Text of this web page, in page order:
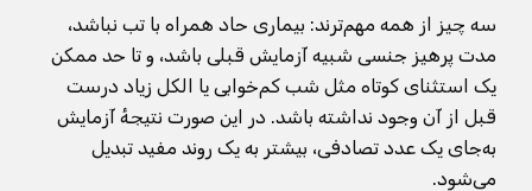
سه چیز از همه مهم‌ترند: بیماری حاد همراه با تب نباشد،
مدت پرهیز جنسی شبیه آزمایش قبلی باشد، و تا حد ممکن
یک استثنای کوتاه مثل شب کم‌خوابی یا الکل زیاد درست
قبل از آن وجود نداشته باشد. در این صورت نتیجهٔ آزمایش
به‌جای یک عدد تصادفی، بیشتر به یک روند مفید تبدیل
می‌شود.